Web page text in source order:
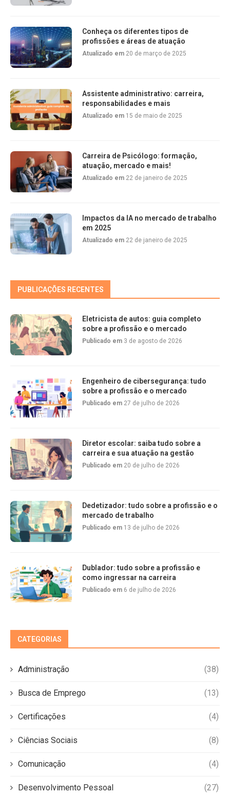
Conheça os diferentes tipos de
profissões e áreas de atuação
Atualizado em 20 de março de 2025
Assistente administrativo: carreira,
responsabilidades e mais
Atualizado em 15 de maio de 2025
Carreira de Psicólogo: formação,
atuação, mercado e mais!
Atualizado em 22 de janeiro de 2025
Impactos da IA no mercado de trabalho
em 2025
Atualizado em 22 de janeiro de 2025
PUBLICAÇÕES RECENTES
Eletricista de autos: guia completo
sobre a profissão e o mercado
Publicado em 3 de agosto de 2026
Engenheiro de cibersegurança: tudo
sobre a profissão e o mercado
Publicado em 27 de julho de 2026
Diretor escolar: saiba tudo sobre a
carreira e sua atuação na gestão
Publicado em 20 de julho de 2026
Dedetizador: tudo sobre a profissão e o
mercado de trabalho
Publicado em 13 de julho de 2026
Dublador: tudo sobre a profissão e
como ingressar na carreira
Publicado em 6 de julho de 2026
CATEGORIAS
Administração (38)
Busca de Emprego (13)
Certificações (4)
Ciências Sociais (8)
Comunicação (4)
Desenvolvimento Pessoal (27)